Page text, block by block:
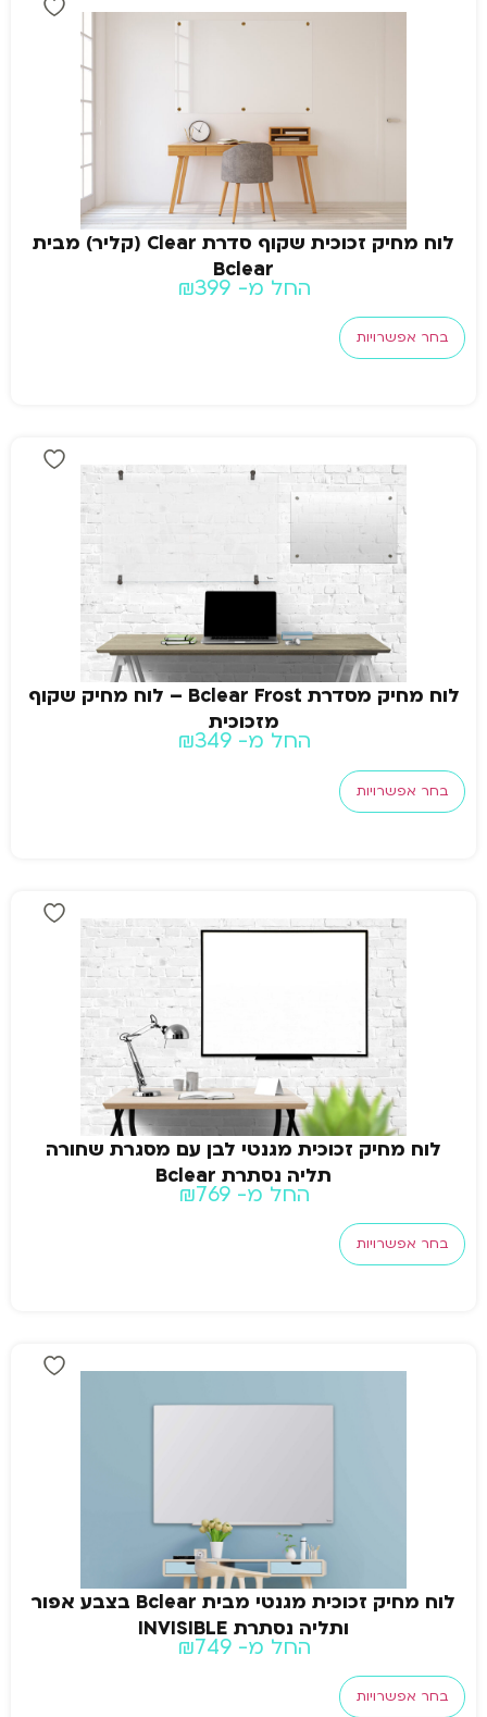
לוח מחיק זכוכית שקוף סדרת Clear (קליר) מבית
Bclear
החל מ- ₪399
בחר אפשרויות
לוח מחיק מסדרת Bclear Frost – לוח מחיק שקוף
מזכוכית
החל מ- ₪349
בחר אפשרויות
לוח מחיק זכוכית מגנטי לבן עם מסגרת שחורה
תליה נסתרת Bclear
החל מ- ₪769
בחר אפשרויות
לוח מחיק זכוכית מגנטי מבית Bclear בצבע אפור
ותליה נסתרת INVISIBLE
החל מ- ₪749
בחר אפשרויות